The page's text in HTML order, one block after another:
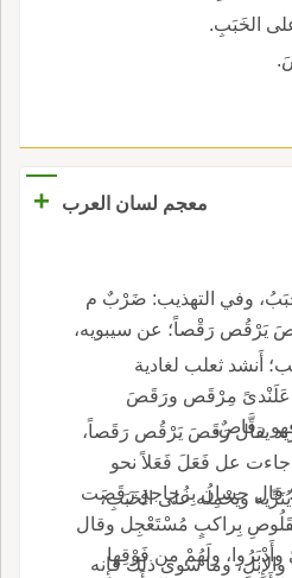
الخَبَبِ.
معجم لسان العرب +
وفي التهذيب: ضَرْبٌ م
يَرْقُص رَقْصاً؛ عن سيبويه،
أَنشد ثعلب لغادية
عَلَنْدىً مِرْقَص ورَقَصَ
رقَّاصٌ.
يقال رَقَصَ يَرْقُص رَقَصاً،
جاءت عل فَعَلَ فَعَلاً نحو
قال حسان بِزُجاجةٍ رَقَصَت
بِراكبٍ مُسْتَعْجِل وقال
ولَهُمْ من فَوْقِها
ويَحْمِلُه على الخَبَبِ،
والإِبلِ، وما سوى ذلك فإِنه